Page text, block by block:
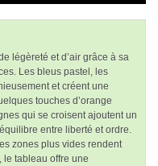
légèreté et d’air grâce à sa
Les bleus pastel, les
et créent une
touches d’orange
qui se croisent ajoutent un
entre liberté et ordre.
zones plus vides rendent
le tableau offre une